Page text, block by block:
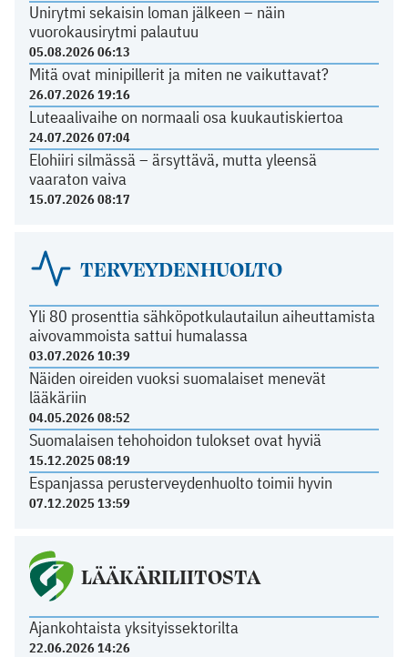
Unirytmi sekaisin loman jälkeen – näin
vuorokausirytmi palautuu
05.08.2026 06:13
Mitä ovat minipillerit ja miten ne vaikuttavat?
26.07.2026 19:16
Luteaalivaihe on normaali osa kuukautiskiertoa
24.07.2026 07:04
Elohiiri silmässä – ärsyttävä, mutta yleensä
vaaraton vaiva
15.07.2026 08:17
TERVEYDENHUOLTO
Yli 80 prosenttia sähköpotkulautailun aiheuttamista
aivovammoista sattui humalassa
03.07.2026 10:39
Näiden oireiden vuoksi suomalaiset menevät
lääkäriin
04.05.2026 08:52
Suomalaisen tehohoidon tulokset ovat hyviä
15.12.2025 08:19
Espanjassa perusterveydenhuolto toimii hyvin
07.12.2025 13:59
LÄÄKÄRILIITOSTA
Ajankohtaista yksityissektorilta
22.06.2026 14:26